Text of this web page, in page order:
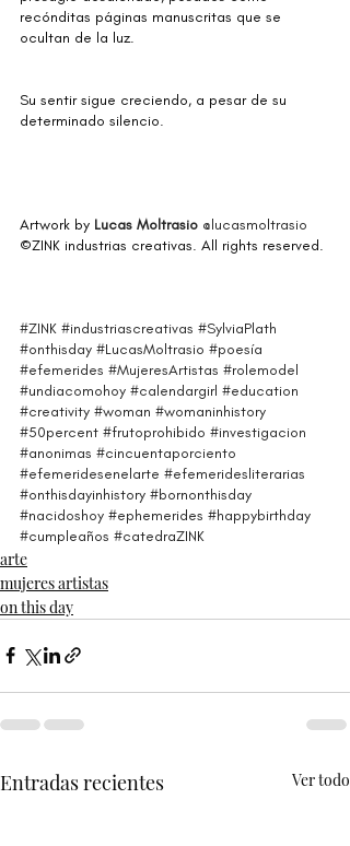
recónditas páginas manuscritas que se
ocultan de la luz.
Su sentir sigue creciendo, a pesar de su
determinado silencio.
Artwork by Lucas Moltrasio @lucasmoltrasio
©ZINK industrias creativas. All rights reserved.
#ZINK #industriascreativas #SylviaPlath
#onthisday #LucasMoltrasio #poesía
#efemerides #MujeresArtistas #rolemodel
#undiacomohoy #calendargirl #education
#creativity #woman #womaninhistory
#50percent #frutoprohibido #investigacion
#anonimas #cincuentaporciento
#efemeridesenelarte #efemeridesliterarias
#onthisdayinhistory #bornonthisday
#nacidoshoy #ephemerides #happybirthday
#cumpleaños #catedraZINK
arte
mujeres artistas
on this day
Entradas recientes Ver todo